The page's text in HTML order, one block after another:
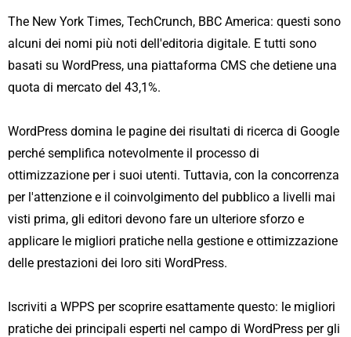
The New York Times, TechCrunch, BBC America: questi sono
alcuni dei nomi più noti dell'editoria digitale. E tutti sono
basati su WordPress, una piattaforma CMS che detiene una
quota di mercato del 43,1%.
WordPress domina le pagine dei risultati di ricerca di Google
perché semplifica notevolmente il processo di
ottimizzazione per i suoi utenti. Tuttavia, con la concorrenza
per l'attenzione e il coinvolgimento del pubblico a livelli mai
visti prima, gli editori devono fare un ulteriore sforzo e
applicare le migliori pratiche nella gestione e ottimizzazione
delle prestazioni dei loro siti WordPress.
Iscriviti a WPPS per scoprire esattamente questo: le migliori
pratiche dei principali esperti nel campo di WordPress per gli